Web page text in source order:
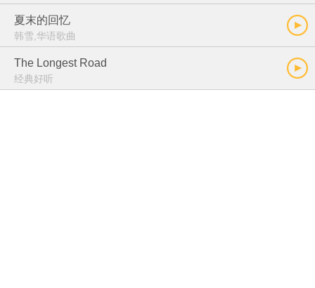
夏末的回忆
韩雪,华语歌曲
The Longest Road
经典好听